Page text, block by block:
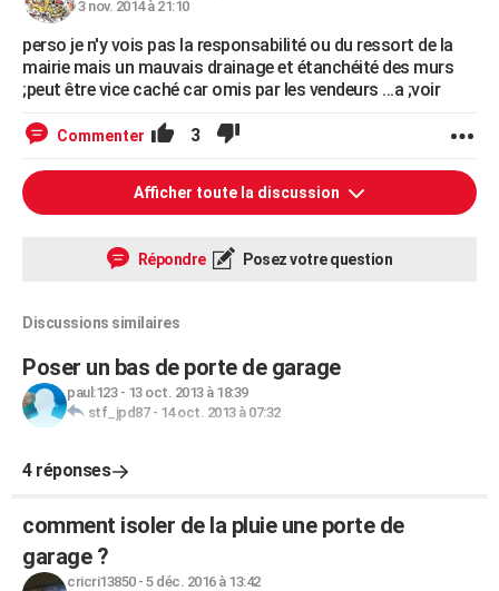
3 nov. 2014 à 21:10
perso je n'y vois pas la responsabilité ou du ressort de la
mairie mais un mauvais drainage et étanchéité des murs
;peut être vice caché car omis par les vendeurs ...a ;voir
Commenter 3
Afficher toute la discussion
Répondre Posez votre question
Discussions similaires
Poser un bas de porte de garage
paul:123- 13 oct. 2013 à 18:39
stf_jpd87- 14 oct. 2013 à 07:32
4 réponses
comment isoler de la pluie une porte de
garage ?
cricri13850- 5 déc. 2016 à 13:42